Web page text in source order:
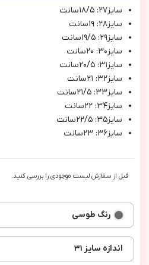
سايز٢٧: ١٨/٥سانت
سايز٢٨: ١٩سانت
سايز٢٩: ١٩/٥سانت
سايز٣٠: ٢٠سانت
سايز٣١: ٢٠/٥سانت
سايز٣٢: ٢١سانت
سايز٣٣: ٢١/٥سانت
سايز٣٤: ٢٢سانت
سايز٣٥: ٢٢/٥سانت
سايز٣٦: ٢٣سانت
قبل از سفارش لیست موجودی را بررسی کنید.
رنگ طوسی
اندازه سایز ۳۱